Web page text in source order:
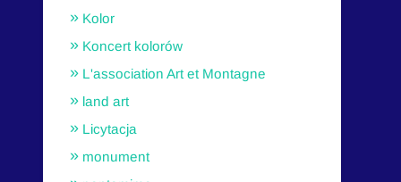
Kolor
Koncert kolorów
L'association Art et Montagne
land art
Licytacja
monument